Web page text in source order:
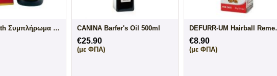
Anima Strath Συμπλήρωμα Διατροφής για Σκύ... CANINA Barfer's Oil 500ml
€25.90
(με ΦΠΑ)
€8.90
(με ΦΠΑ)